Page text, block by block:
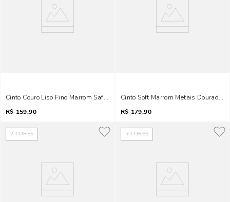
Cinto Couro Liso Fino Marrom Safari Metais
R$ 159,90
Cinto Soft Marrom Metais Dourados
R$ 179,90
2 CORES 5 CORES